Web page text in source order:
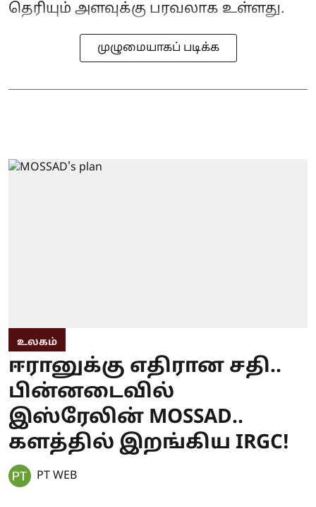
தெரியும் அளவுக்கு பரவலாக உள்ளது.
முழுமையாகப் படிக்க
உலகம்
ஈரானுக்கு எதிரான சதி..
பின்னடைவில்
இஸ்ரேலின் MOSSAD..
களத்தில் இறங்கிய IRGC!
PT WEB